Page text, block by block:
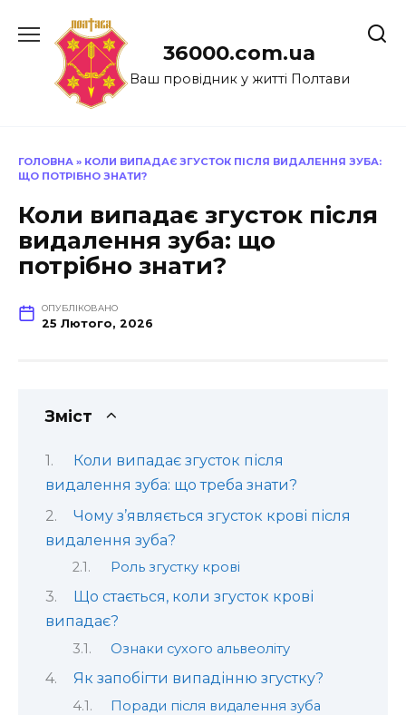
до
36000.com.ua
Ваш провідник у житті Полтави
ГОЛОВНА » КОЛИ ВИПАДАЄ ЗГУСТОК ПІСЛЯ ВИДАЛЕННЯ ЗУБА:
ЩО ПОТРІБНО ЗНАТИ?
Коли випадає згусток після
видалення зуба: що
потрібно знати?
ОПУБЛІКОВАНО
25 Лютого, 2026
Зміст
Коли випадає згусток після
видалення зуба: що треба знати?
Чому з’являється згусток крові після
видалення зуба?
Роль згустку крові
Що стається, коли згусток крові
випадає?
Ознаки сухого альвеоліту
Як запобігти випадінню згустку?
Поради після видалення зуба